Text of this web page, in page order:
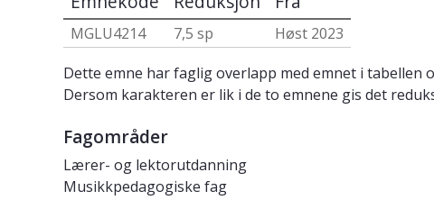
MGLU4214 7,5 sp
Høst 2023
Dette emne har faglig overlapp med emnet i
Dersom karakteren er lik i de to emnene gis det
Fagområder
Lærer- og lektorutdanning
Musikkpedagogiske fag